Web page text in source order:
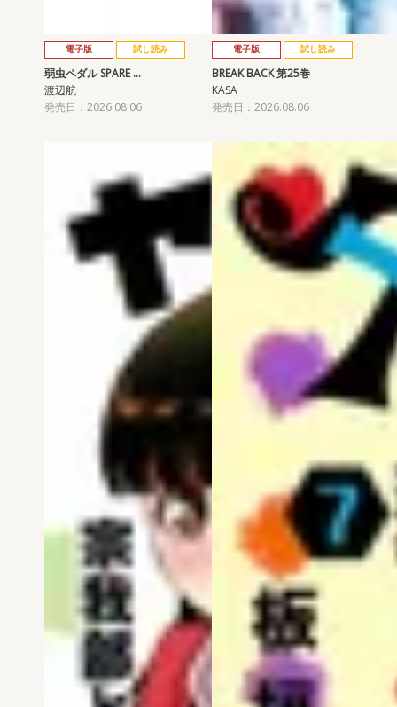
電子版 試し読み
弱虫ペダル SPARE …
渡辺航
発売日：2026.08.06
電子版 試し読み
BREAK BACK 第25巻
KASA
発売日：2026.08.06